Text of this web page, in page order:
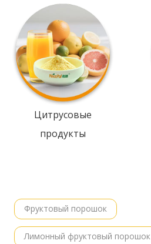
Цитрусовые
продукты
Фруктовый порошок
Лимонный фруктовый порошок